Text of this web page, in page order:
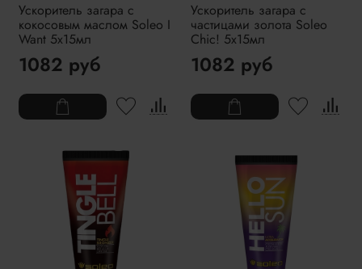
Ускоритель загара с
кокосовым маслом Soleo I
Want 5x15мл
1082 руб
Ускоритель загара с
частицами золота Soleo
Chic! 5x15мл
1082 руб